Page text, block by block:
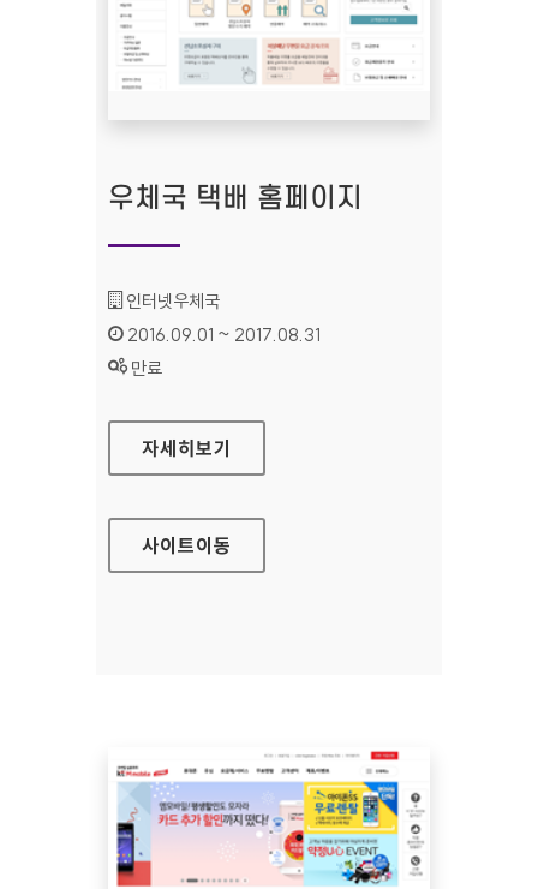
우체국 택배 홈페이지
기관명 :
인터넷우체국
인증기간 :
2016.09.01 ~ 2017.08.31
상태 :
만료
우체국 택배 홈페이지
자세히보기
사이트이동